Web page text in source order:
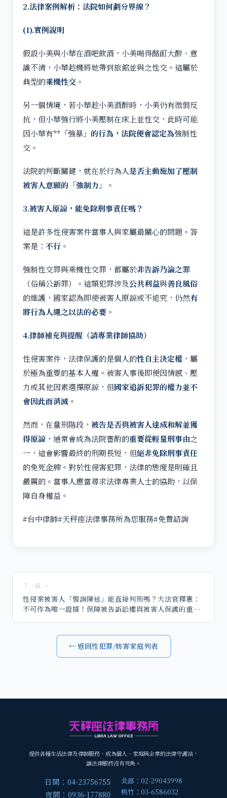
2.法律案例解析：法院如何劃分界線？
(1).實例說明
假設小美與小華在酒吧飲酒，小美喝得酩酊大醉、意
識不清，小華趁機將她帶到旅館並與之性交。這屬於
典型的乘機性交 。
另一個情境，若小華趁小美酒醉時，小美仍有微弱反
抗，但小華強行將小美壓制在床上並性交，此時可能
因小華有**「強暴」 的行為，法院便會認定為強制性
交。
法院的判斷關鍵，就在於行為人是否主動施加了壓制
被害人意願的「強制力」
。
3.被害人原諒，能免除刑事責任嗎？
這是許多性侵害案件當事人與家屬最關心的問題。答
案是： 不行 。
強制性交罪與乘機性交罪，都屬於非告訴乃論之罪
（俗稱公訴罪）。這類犯罪涉及公共利益與善良風俗
的維護，國家認為即使被害人原諒或不追究，仍然有
將行為人繩之以法的必要 。
4.律師補充與提醒（請專業律師協助）
性侵害案件，法律保護的是個人的性自主決定權 ，屬
於極為重要的基本人權。被害人事後即便因情感、壓
力或其他因素選擇原諒，但國家追訴犯罪的權力並不
會因此而消滅 。
然而，在量刑階段， 被告是否與被害人達成和解並獲
得原諒 ，通常會成為法院審酌的重要從輕量刑事由之
一，這會影響最終的刑期長短，但絕非免除刑事責任
的免死金牌。對於性侵害犯罪，法律的態度是明確且
嚴厲的。當事人應當尋求法律專業人士的協助，以保
障自身權益。
#台中律師#天秤座法律事務所為您服務#免費諮詢
下一篇 →
性侵案被害人「警詢陳述」能直接判刑嗎？大法官釋憲：
不可作為唯一證據！保障被告訴訟權與被害人保護的重大
← 返回性犯罪/妨害家庭列表
提供各種生活法律及律師服務，成為個人、家庭與企業的法律守護站，
讓法律服務沒有死角。
日間：04-23756755
夜間：0936-177880
北部：02-29043998
桃竹：03-6586032